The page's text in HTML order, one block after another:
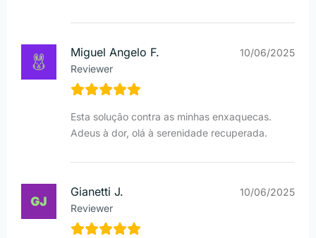
Miguel Angelo F.
Reviewer
10/06/2025
Esta solução contra as minhas enxaquecas.
Adeus à dor, olá à serenidade recuperada.
Gianetti J.
Reviewer
10/06/2025